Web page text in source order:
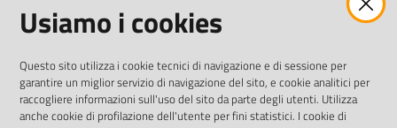
AMMINISTRAZIONE TRASPARENTE INTERCAM S.C.A.R.L.
Usiamo i cookies
Questo sito utilizza i cookie tecnici di navigazione e di sessione per
garantire un miglior servizio di navigazione del sito, e cookie analitici per
raccogliere informazioni sull'uso del sito da parte degli utenti. Utilizza
anche cookie di profilazione dell'utente per fini statistici. I cookie di